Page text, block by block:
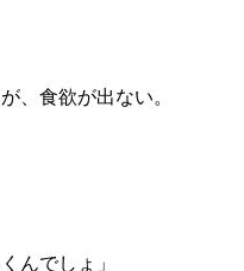
、食欲が出ない。
んでしょ」